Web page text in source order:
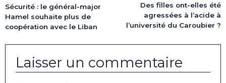
Sécurité : le général-major
Hamel souhaite plus de
coopération avec le Liban
Des filles ont-elles été
agressées à l’acide à
l’université du Caroubier ?
Laisser un commentaire